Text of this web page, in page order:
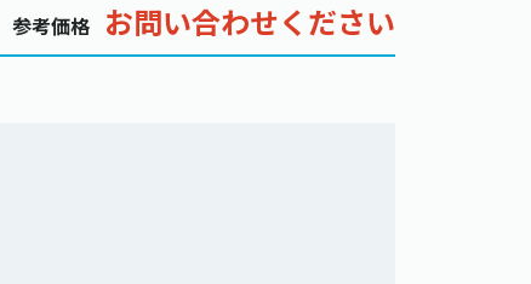
参考価格 お問い合わせください